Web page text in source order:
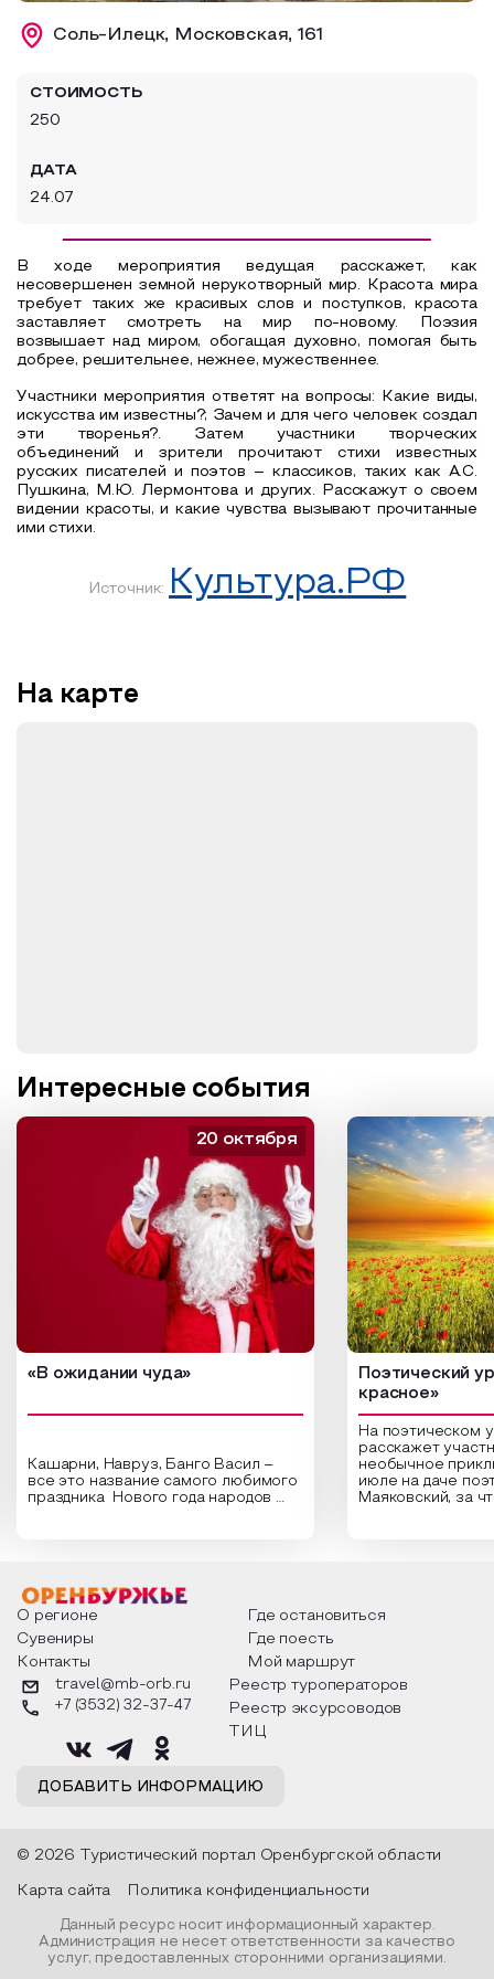
Образовательный туризм
Соль-Илецк, Московская, 161
СТОИМОСТЬ
250
ДАТА
24.07
В ходе мероприятия ведущая расскажет, как
несовершенен земной нерукотворный мир. Красота мира
требует таких же красивых слов и поступков, красота
заставляет смотреть на мир по-новому. Поэзия
возвышает над миром, обогащая духовно, помогая быть
добрее, решительнее, нежнее, мужественнее.
Участники мероприятия ответят на вопросы: Какие виды,
искусства им известны?; Зачем и для чего человек создал
эти творенья?. Затем участники творческих
объединений и зрители прочитают стихи известных
русских писателей и поэтов – классиков, таких как А.С.
Пушкина, М.Ю. Лермонтова и других. Расскажут о своем
видении красоты, и какие чувства вызывают прочитанные
ими стихи.
Источник: Культура.РФ
На карте
Интересные события
«В ожидании чуда»
Кашарни, Навруз, Банго Васил –
все это название самого любимого
праздника Нового года народов
о том, как встречают новый год в
разных уголках страны, какие
обряды совершают на удачу и
благополучие, в чем схожи и
различаются традиции. Кто такой
Дед Мороз и откуда он пришел, как
его называют в разных уголках
страны и как появились елочные
20 октября
Поэтический
красное»
На поэтическом
расскажет
необычное
июле на даче
Маяковский, за
Твардовского и
каждой строчке
восхищение
яркому времени
О регионе
Где остановиться
Сувениры
Где поесть
Контакты
Мой маршрут
ДОБАВИТЬ ИНФОРМАЦИЮ
travel@mb-orb.ru
+7 (3532) 32-37-47
Реестр туроператоров
Реестр эксурсоводов
ТИЦ
© 2026 Туристический портал Оренбургской области
Карта сайта Политика конфиденциальности
Данный ресурс носит информационный характер.
Администрация не несет ответственности за качество
услуг, предоставленных сторонними организациями.